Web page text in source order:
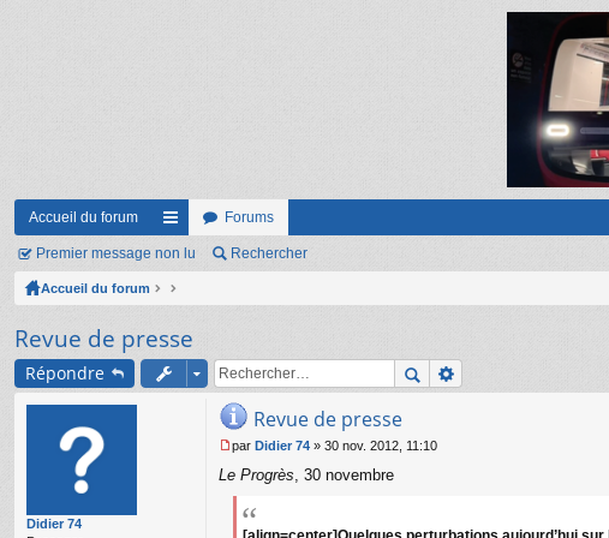
Accueil du forum
ac
co
ci
s
Forums
Premier message non lu Rechercher
Accueil du forum
Revue de presse
Répondre
Didier 74
Revue de presse
e
s
par Didier 74 » 30 nov. 2012, 11:10
Le Progrès, 30 novembre